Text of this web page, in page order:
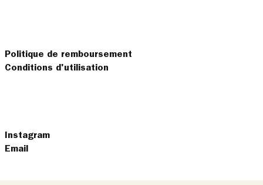
Politique de remboursement
Conditions d'utilisation
Instagram
Email